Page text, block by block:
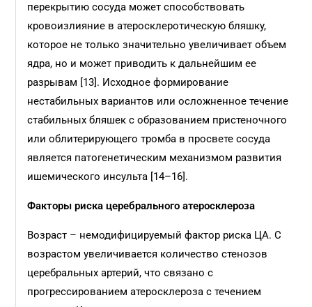
перекрытию сосуда может способствовать
кровоизлияние в атеросклеротическую бляшку,
которое не только значительно увеличивает объем
ядра, но и может приводить к дальнейшим ее
разрывам [13]. Исходное формирование
нестабильных вариантов или осложненное течение
стабильных бляшек с образованием пристеночного
или облитерирующего тромба в просвете сосуда
является патогенетическим механизмом развития
ишемического инсульта [14–16].
Факторы риска церебрального атеросклероза
Возраст – немодифицируемый фактор риска ЦА. С
возрастом увеличивается количество стенозов
церебральных артерий, что связано с
прогрессированием атеросклероза с течением